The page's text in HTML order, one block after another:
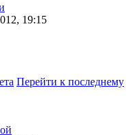
19:15
Перейти к последнему